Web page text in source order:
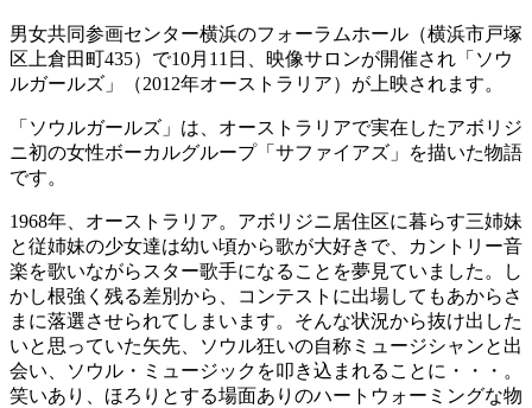
男女共同参画センター横浜のフォーラムホール（横浜市戸塚
区上倉田町435）で10月11日、映像サロンが開催され「ソウ
ルガールズ」（2012年オーストラリア）が上映されます。
「ソウルガールズ」は、オーストラリアで実在したアボリジ
ニ初の女性ボーカルグループ「サファイアズ」を描いた物語
です。
1968年、オーストラリア。アボリジニ居住区に暮らす三姉妹
と従姉妹の少女達は幼い頃から歌が大好きで、カントリー音
楽を歌いながらスター歌手になることを夢見ていました。し
かし根強く残る差別から、コンテストに出場してもあからさ
まに落選させられてしまいます。そんな状況から抜け出した
いと思っていた矢先、ソウル狂いの自称ミュージシャンと出
会い、ソウル・ミュージックを叩き込まれることに・・・。
笑いあり、ほろりとする場面ありのハートウォーミングな物